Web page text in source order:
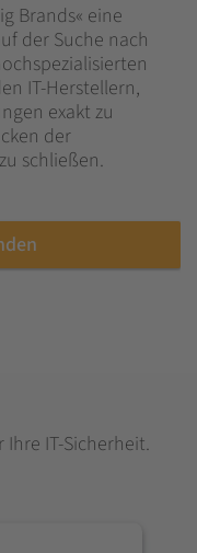
Brands« eine
der Suche nach
IT-Herstellern,
exakt zu
der
schließen.
IT-Sicherheit.